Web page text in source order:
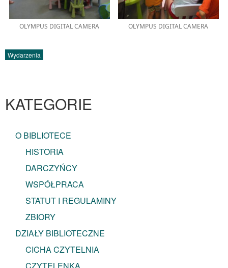
OLYMPUS DIGITAL CAMERA OLYMPUS DIGITAL CAMERA
Wydarzenia
KATEGORIE
O BIBLIOTECE
HISTORIA
DARCZYŃCY
WSPÓŁPRACA
STATUT I REGULAMINY
ZBIORY
DZIAŁY BIBLIOTECZNE
CICHA CZYTELNIA